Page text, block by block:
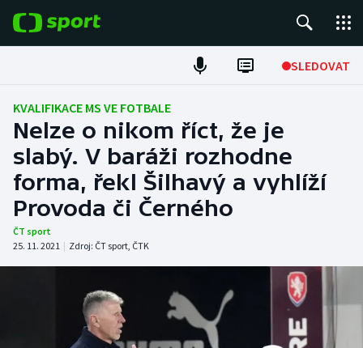
SLEDOVAT
Fotbal
Hokej
Tenis
Atletika
DALŠÍ SPORTY
Americký fotbal
NEPŘEHLÉDNĚTE
KVALIFIKACE MS VE FOTBALE
Nelze o nikom říct, že je
slabý. V baráži rozhodne
forma, řekl Šilhavý a vyhlíží
Provoda či Černého
ČT sport
25. 11. 2021 | Zdroj: ČT sport, ČTK